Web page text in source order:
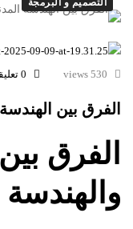
التصميم و البرمجة
530 views 0 تعليقات
الفرق بين
الفرق
والهندسة